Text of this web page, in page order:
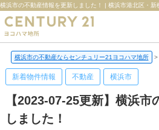
横浜市の不動産ならセンチュリー21ヨコハマ地所 >
新着物件情報 不動産 横浜市
【2023-07-25更新】横浜
しました！